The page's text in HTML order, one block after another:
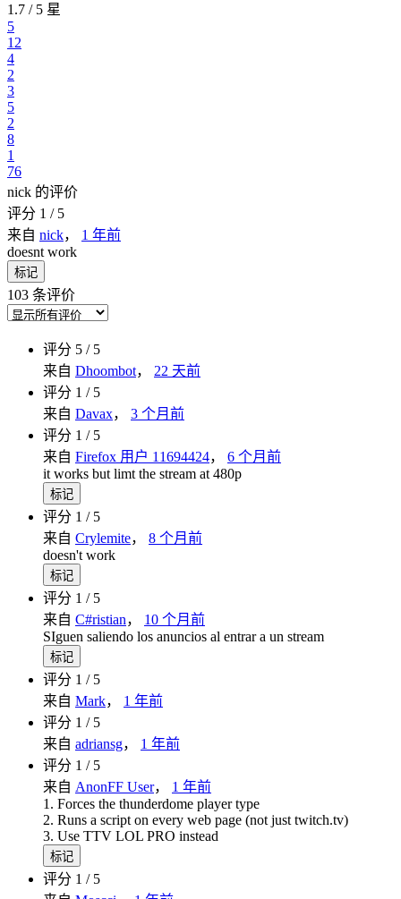
1.7 / 5 星
5
12
4
2
3
5
2
8
1
76
nick 的评价
评分 1 / 5
来自 nick， 1 年前
doesnt work
标记
103 条评价
评分 5 / 5
来自 Dhoombot， 22 天前
评分 1 / 5
来自 Davax， 3 个月前
评分 1 / 5
来自 Firefox 用户 11694424， 6 个月前
it works but limt the stream at 480p
标记
评分 1 / 5
来自 Crylemite， 8 个月前
doesn't work
标记
评分 1 / 5
来自 C#ristian， 10 个月前
SIguen saliendo los anuncios al entrar a un stream
标记
评分 1 / 5
来自 Mark， 1 年前
评分 1 / 5
来自 adriansg， 1 年前
评分 1 / 5
来自 AnonFF User， 1 年前
1. Forces the thunderdome player type
2. Runs a script on every web page (not just twitch.tv)
3. Use TTV LOL PRO instead
标记
评分 1 / 5